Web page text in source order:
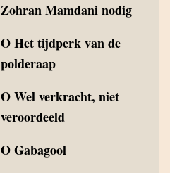
Zohran Mamdani nodig
OHet tijdperk van de
polderaap
OWel verkracht, niet
veroordeeld
OGabagool